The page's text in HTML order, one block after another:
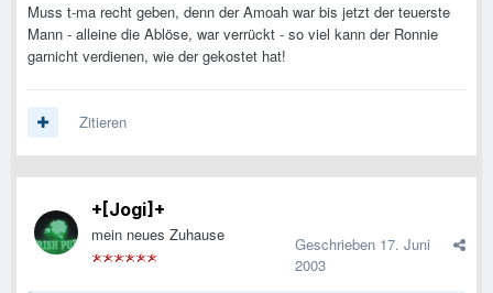
Muss t-ma recht geben, denn der Amoah war bis jetzt der teuerste
Mann - alleine die Ablöse, war verrückt - so viel kann der Ronnie
garnicht verdienen, wie der gekostet hat!
Zitieren
+[Jogi]+
mein neues Zuhause Geschrieben 17. Juni
2003